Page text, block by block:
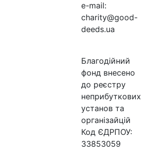
e-mail:
charity@good-
deeds.ua
Благодійний
фонд внесено
до реєстру
неприбуткових
установ та
організайцій
Код ЄДРПОУ:
33853059